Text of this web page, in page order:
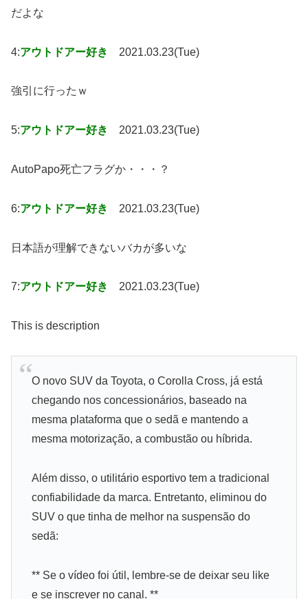
だよな
4:アウトドアー好き 2021.03.23(Tue)
強引に行ったｗ
5:アウトドアー好き 2021.03.23(Tue)
AutoPapo死亡フラグか・・・？
6:アウトドアー好き 2021.03.23(Tue)
日本語が理解できないバカが多いな
7:アウトドアー好き 2021.03.23(Tue)
This is description
O novo SUV da Toyota, o Corolla Cross, já está
chegando nos concessionários, baseado na
mesma plataforma que o sedã e mantendo a
mesma motorização, a combustão ou híbrida.
Além disso, o utilitário esportivo tem a tradicional
confiabilidade da marca. Entretanto, eliminou do
SUV o que tinha de melhor na suspensão do
sedã:
** Se o vídeo foi útil, lembre-se de deixar seu like
e se inscrever no canal. **